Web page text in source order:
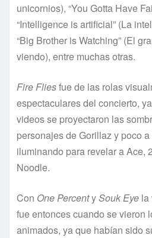
unicornios), “You Gotta Have
“Intelligence is artificial” (La
“Big Brother is Watching” (El
viendo), entre muchas otras.
Fire Fliesfue de las rolas
espectaculares del concierto,
videos se proyectaron las
personajes de Gorillaz y poco
iluminando para revelar a Ace,
Noodle.
Con One PercentySouk Eye la
fue entonces cuando se vieron
animados, ya que habían sido